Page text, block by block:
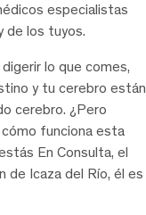
especialistas
de los tuyos.
lo que comes,
y tu cerebro están
cerebro. ¿Pero
funciona esta
En Consulta, el
de Icaza del Río, él es